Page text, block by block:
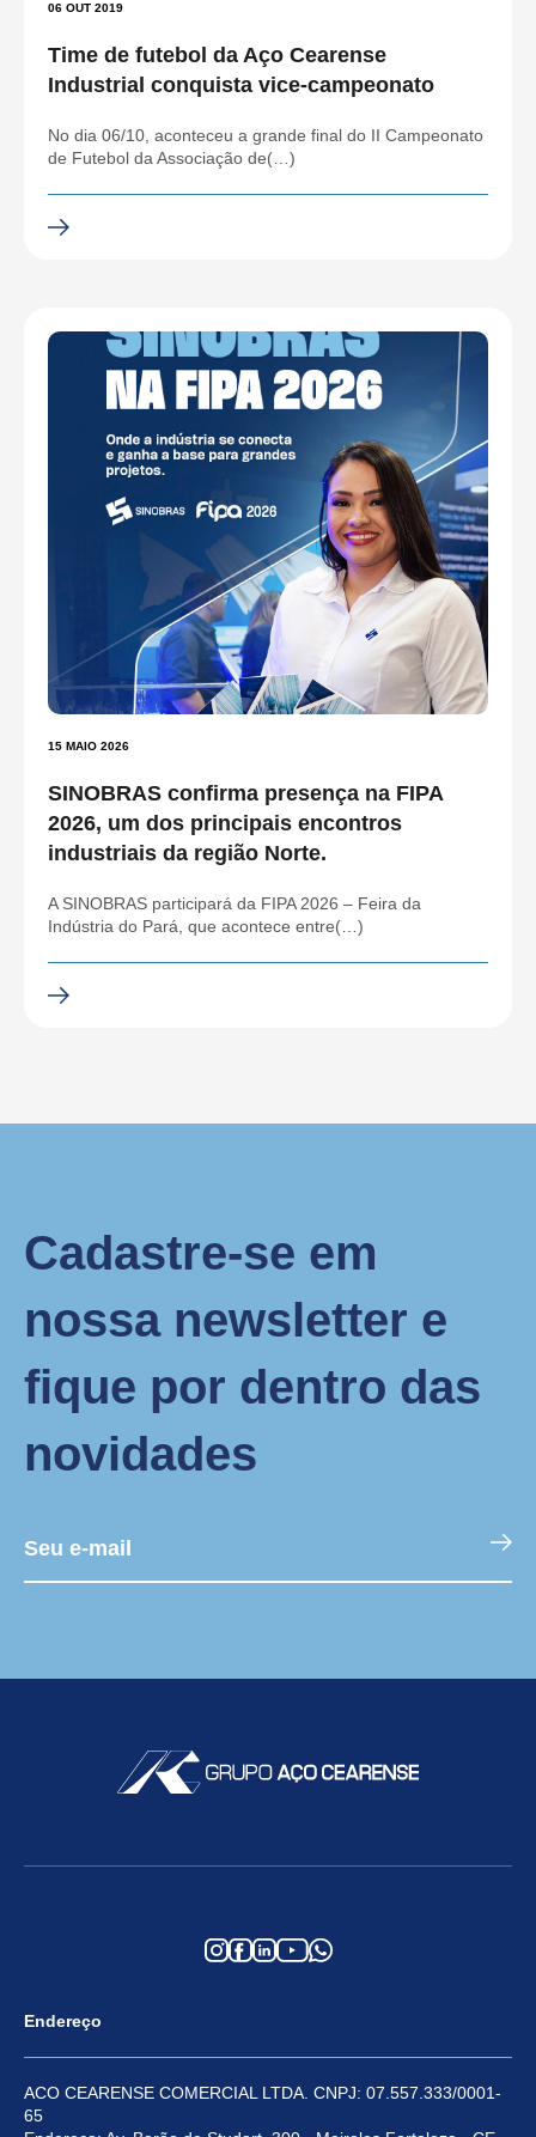
06 OUT 2019
Time de futebol da Aço Cearense
Industrial conquista vice-campeonato
No dia 06/10, aconteceu a grande final do II Campeonato
de Futebol da Associação de(…)
15 MAIO 2026
SINOBRAS confirma presença na FIPA
2026, um dos principais encontros
industriais da região Norte.
A SINOBRAS participará da FIPA 2026 – Feira da
Indústria do Pará, que acontece entre(…)
Cadastre-se em
nossa newsletter e
fique por dentro das
novidades
Endereço
ACO CEARENSE COMERCIAL LTDA. CNPJ: 07.557.333/0001-
65